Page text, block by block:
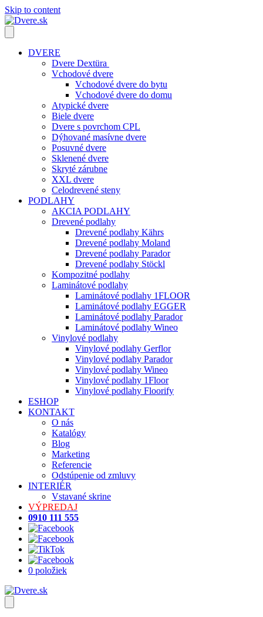
Skip to content
DVERE
Dvere Dextüra
Vchodové dvere
Vchodové dvere do bytu
Vchodové dvere do domu
Atypické dvere
Biele dvere
Dvere s povrchom CPL
Dýhované masívne dvere
Posuvné dvere
Sklenené dvere
Skryté zárubne
XXL dvere
Celodrevené steny
PODLAHY
AKCIA PODLAHY
Drevené podlahy
Drevené podlahy Kährs
Drevené podlahy Moland
Drevené podlahy Parador
Drevené podlahy Stöckl
Kompozitné podlahy
Laminátové podlahy
Laminátové podlahy 1FLOOR
Laminátové podlahy EGGER
Laminátové podlahy Parador
Laminátové podlahy Wineo
Vinylové podlahy
Vinylové podlahy Gerflor
Vinylové podlahy Parador
Vinylové podlahy Wineo
Vinylové podlahy 1Floor
Vinylové podlahy Floorify
ESHOP
KONTAKT
O nás
Katalógy
Blog
Marketing
Referencie
Odstúpenie od zmluvy
INTERIÉR
Vstavané skrine
VÝPREDAJ
0910 111 555
0 položiek